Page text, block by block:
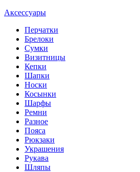
Аксессуары
Перчатки
Брелоки
Сумки
Визитницы
Кепки
Шапки
Носки
Косынки
Шарфы
Ремни
Разное
Пояса
Рюкзаки
Украшения
Рукава
Шляпы